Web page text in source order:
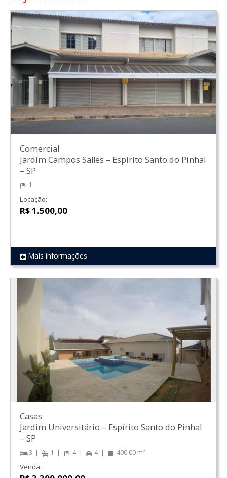
REF 1193
Comercial
Jardim Campos Salles – Espírito Santo do Pinhal
– SP
1
Locação:
R$ 1.500,00
Mais informações
Casas
Jardim Universitário – Espírito Santo do Pinhal
– SP
3 1 4 4 400.00 m²
Venda: